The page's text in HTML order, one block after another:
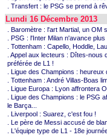
. Transfert : le PSG se prend à
Lundi 16 Décembre 2013
. Baromètre : l'art Martial, un OM
. PSG : l'Inter Milan n'avance
. Tottenham : Capello, Hoddle,
. Appel aux lecteurs : Dîtes-
préférée de L1 !
. Ligue des Champions :
. Tottenham : André Villas-Boas
. Ligue Europa : Lyon affrontera
. Ligue des Champions : le PSG
le Barça...
. Liverpool : Suarez, c'est fou !
. Le père de Messi accusé de
. L'équipe type de L1 - 18e